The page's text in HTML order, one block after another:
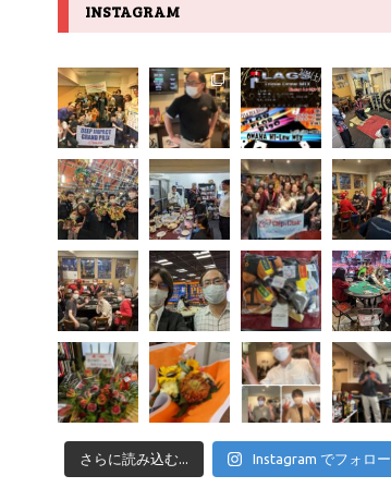
INSTAGRAM
さらに読み込む... Instagram でフォロー